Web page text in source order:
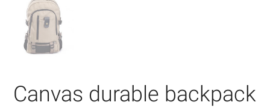
Canvas durable backpack